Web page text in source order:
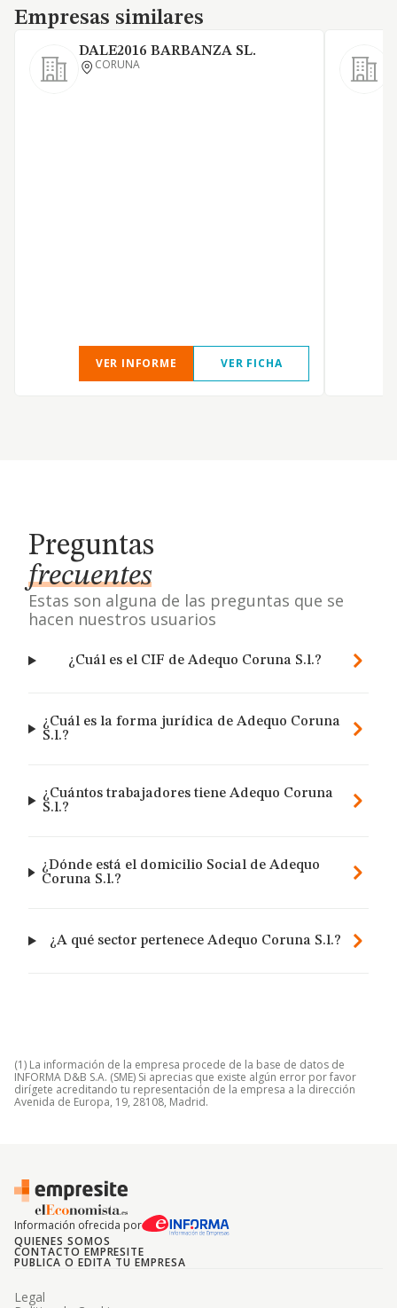
Empresas similares
Empresas similares
DALE2016 BARBANZA SL.
CORUNA
VER INFORME VER FICHA
Preguntas
frecuentes
Estas son alguna de las preguntas que se
hacen nuestros usuarios
¿Cuál es el CIF de Adequo Coruna S.l.?
¿Cuál es la forma jurídica de Adequo Coruna
S.l.?
¿Cuántos trabajadores tiene Adequo Coruna
S.l.?
¿Dónde está el domicilio Social de Adequo
Coruna S.l.?
¿A qué sector pertenece Adequo Coruna S.l.?
(1) La información de la empresa procede de la base de datos de
INFORMA D&B S.A. (SME) Si aprecias que existe algún error por favor
dirígete acreditando tu representación de la empresa a la dirección
Avenida de Europa, 19, 28108, Madrid.
Información ofrecida por
QUIENES SOMOS
CONTACTO EMPRESITE
PUBLICA O EDITA TU EMPRESA
Legal